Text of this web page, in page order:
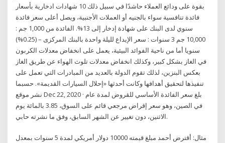
بقوة على ودائع العملاء حاشدًا في سبيل ذلك 10 شهادات ادخارية بأسعار
فائدة تنافسية سواء بالجنيه أو العملات الأجنبية، ويصل أعلى سعر فائدة
سنوي لدى البنك على شهادة إدخار إلى 13%. الفائدة من 1,000 جم :
10,000 جم 3 سنوات : سعر الإيداع لليلة واحدة بالبنك المركزى – (0.25%)
سنويا أما من ناحية الفوائد البيئية، يعمل على انخفاض معدلات الكربون
في الغاز بشكل كبير، وكذلك انخفاض معدلات تلوث الهواء عن طريق الغاز
بعكس البنزين، لذلك تقوم الدولة بالعديد من المبادرات التي تعمل على
تنفيذها لتحقيق أهدافها وكانت أحدثها «إحلال السيارات القديمة». حسبما
نشر موقع Dec 22, 2020 · بلغ سعر الفائدة الأساسي للقروض لمدة عام
في الصين، وهو سعر إقراض مرجعي قائم على السوق، 3.85 بالمائة يوم
الاثنين، دون تغيير عن الشهر السابق، وفق ما نشرته حابي.
مثال: أقترض أحمد مبلغ قيمته 10000 دولار أمريكي لمدة 5 سنوات بمعدل